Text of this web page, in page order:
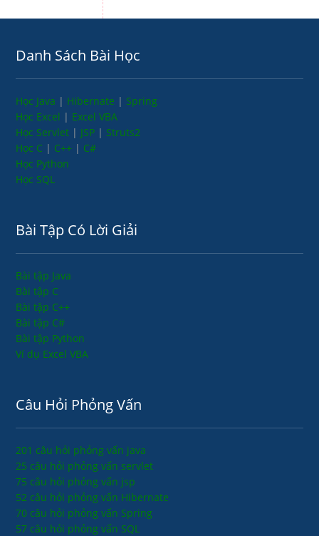
Danh Sách Bài Học
Học Java | Hibernate | Spring
Học Excel | Excel VBA
Học Servlet | JSP | Struts2
Học C | C++ | C#
Học Python
Học SQL
Bài Tập Có Lời Giải
Bài tập Java
Bài tập C
Bài tập C++
Bài tập C#
Bài tập Python
Ví dụ Excel VBA
Câu Hỏi Phỏng Vấn
201 câu hỏi phỏng vấn java
25 câu hỏi phỏng vấn servlet
75 câu hỏi phỏng vấn jsp
52 câu hỏi phỏng vấn Hibernate
70 câu hỏi phỏng vấn Spring
57 câu hỏi phỏng vấn SQL